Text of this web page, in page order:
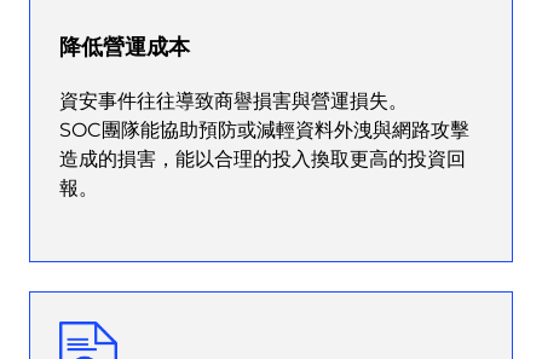
降低營運成本
資安事件往往導致商譽損害與營運損失。
SOC團隊能協助預防或減輕資料外洩與網路攻擊
造成的損害，能以合理的投入換取更高的投資回
報。